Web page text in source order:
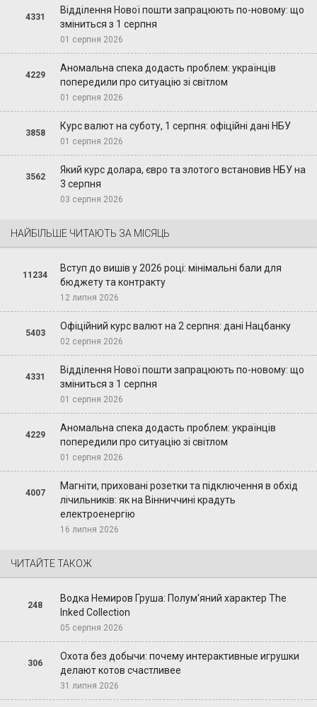
4331
Відділення Нової пошти запрацюють по-новому: що
зміниться з 1 серпня
01 серпня 2026
4229
Аномальна спека додасть проблем: українців
попередили про ситуацію зі світлом
01 серпня 2026
3858
Курс валют на суботу, 1 серпня: офіційні дані НБУ
01 серпня 2026
3562
Який курс долара, євро та злотого встановив НБУ на
3 серпня
03 серпня 2026
НАЙБІЛЬШЕ ЧИТАЮТЬ ЗА МІСЯЦЬ
11234
Вступ до вишів у 2026 році: мінімальні бали для
бюджету та контракту
12 липня 2026
5403
Офіційний курс валют на 2 серпня: дані Нацбанку
02 серпня 2026
4331
Відділення Нової пошти запрацюють по-новому: що
зміниться з 1 серпня
01 серпня 2026
4229
Аномальна спека додасть проблем: українців
попередили про ситуацію зі світлом
01 серпня 2026
4007
Магніти, приховані розетки та підключення в обхід
лічильників: як на Вінниччині крадуть
електроенергію
16 липня 2026
ЧИТАЙТЕ ТАКОЖ
248
Водка Немиров Груша: Полум'яний характер The
Inked Collection
05 серпня 2026
306
Охота без добычи: почему интерактивные игрушки
делают котов счастливее
31 липня 2026